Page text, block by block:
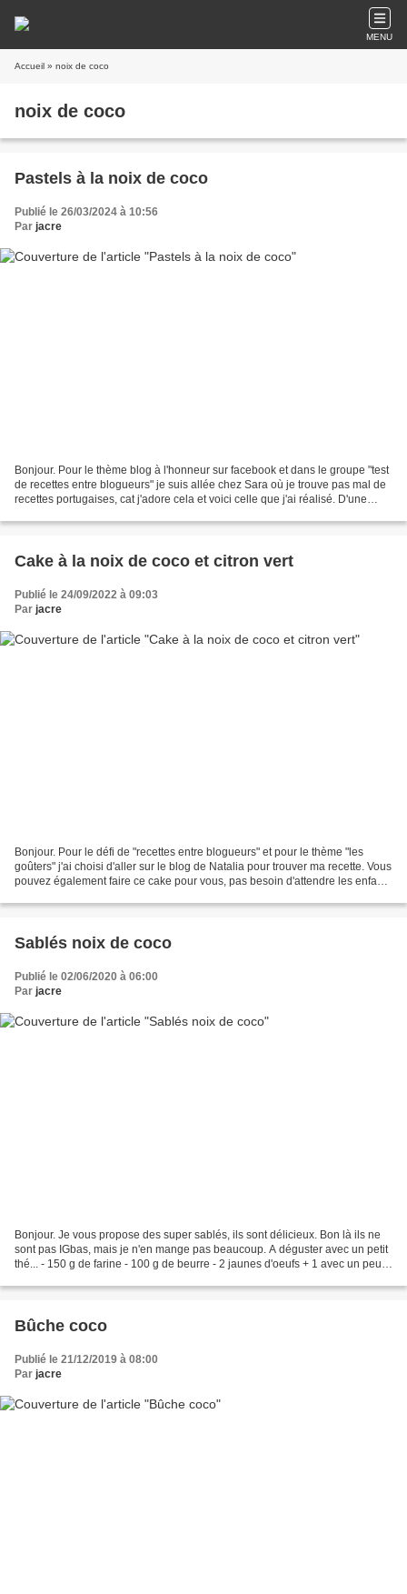
MENU
Accueil » noix de coco
noix de coco
Pastels à la noix de coco
Publié le 26/03/2024 à 10:56
Par jacre
Bonjour. Pour le thème blog à l'honneur sur facebook et dans le groupe "test
de recettes entre blogueurs" je suis allée chez Sara où je trouve pas mal de
recettes portugaises, cat j'adore cela et voici celle que j'ai réalisé. D'une
Cake à la noix de coco et citron vert
Publié le 24/09/2022 à 09:03
Par jacre
Bonjour. Pour le défi de "recettes entre blogueurs" et pour le thème "les
goûters" j'ai choisi d'aller sur le blog de Natalia pour trouver ma recette. Vous
pouvez également faire ce cake pour vous, pas besoin d'attendre les enfants
Sablés noix de coco
Publié le 02/06/2020 à 06:00
Par jacre
Bonjour. Je vous propose des super sablés, ils sont délicieux. Bon là ils ne
sont pas IGbas, mais je n'en mange pas beaucoup. A déguster avec un petit
thé... - 150 g de farine - 100 g de beurre - 2 jaunes d'oeufs + 1 avec un peu
Bûche coco
Publié le 21/12/2019 à 08:00
Par jacre